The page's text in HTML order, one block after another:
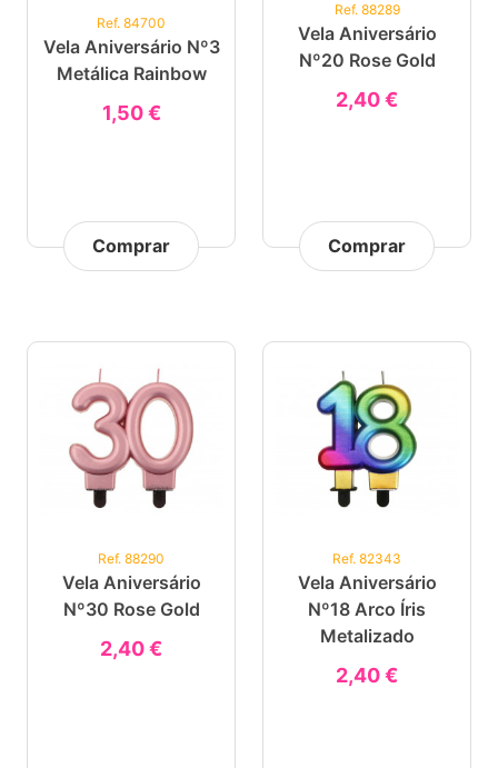
Ref. 84700
Vela Aniversário Nº3
Metálica Rainbow
1,50 €
Comprar
Ref. 88289
Vela Aniversário
Nº20 Rose Gold
2,40 €
Comprar
Ref. 88290
Vela Aniversário
Nº30 Rose Gold
2,40 €
Ref. 82343
Vela Aniversário
Nº18 Arco Íris
Metalizado
2,40 €